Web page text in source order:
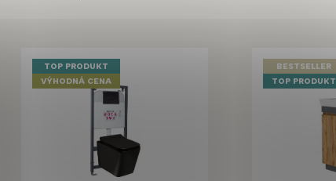
TOP PRODUKT
VÝHODNÁ CENA
BESTSELLER
TOP PRODUKT